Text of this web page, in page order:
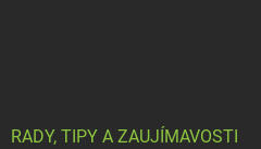
RADY, TIPY A ZAUJÍMAVOSTI